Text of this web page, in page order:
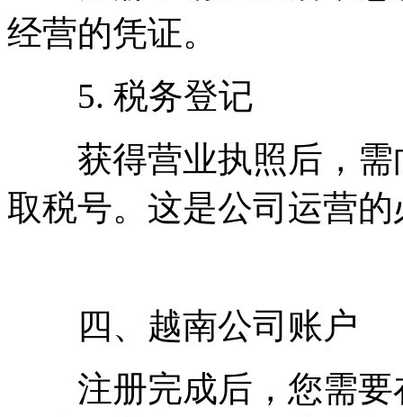
经营的凭证。
5. 税务登记
获得营业执照后，需
取税号。这是公司运营
四、越南公司账户
注册完成后，您需要